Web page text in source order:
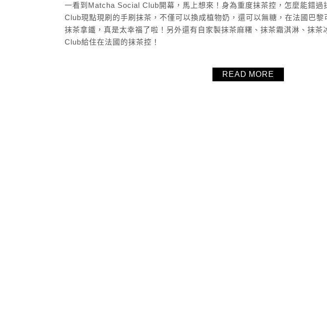
一看到Matcha Social Club開幕，馬上想來！身為重度抹茶控，怎麼能錯
Club現點現刷的手刷抹茶，不僅可以換成植物奶，還可以無糖，在法國巴黎
抹茶拿鐵，真是太幸福了啦！另外還有自家製抹茶麻糬、抹茶霜淇淋、抹
Club給住在法國的抹茶控！
READ MORE